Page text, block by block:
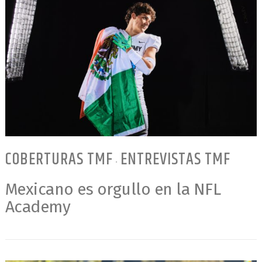
COBERTURAS TMF • ENTREVISTAS TMF
Mexicano es orgullo en la NFL
Academy